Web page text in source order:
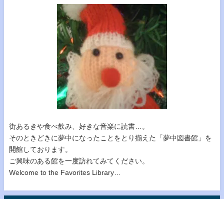
街あるきや食べ飲み、好きな音楽に読書…。
そのときどきに夢中になったことをとり揃えた「夢中図書館」を
開館しております。
ご興味のある館を一度訪れてみてください。
Welcome to the Favorites Library…